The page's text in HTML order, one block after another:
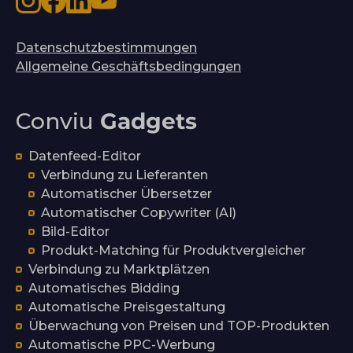
Datenschutzbestimmungen
Allgemeine Geschäftsbedingungen
Conviu Gadgets
Datenfeed-Editor
Verbindung zu Lieferanten
Automatischer Übersetzer
Automatischer Copywriter (AI)
Bild-Editor
Produkt-Matching für Produktvergleicher
Verbindung zu Marktplätzen
Automatisches Bidding
Automatische Preisgestaltung
Überwachung von Preisen und TOP-Produkten
Automatische PPC-Werbung